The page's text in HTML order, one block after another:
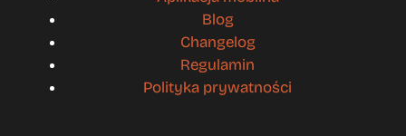
Blog
Changelog
Regulamin
Polityka prywatności